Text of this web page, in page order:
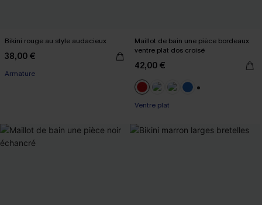
Bikini rouge au style audacieux
38,00 €
Armature
Maillot de bain une pièce bordeaux
ventre plat dos croisé
42,00 €
Ventre plat